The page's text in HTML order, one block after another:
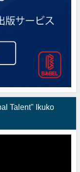
Talent" Ikuko